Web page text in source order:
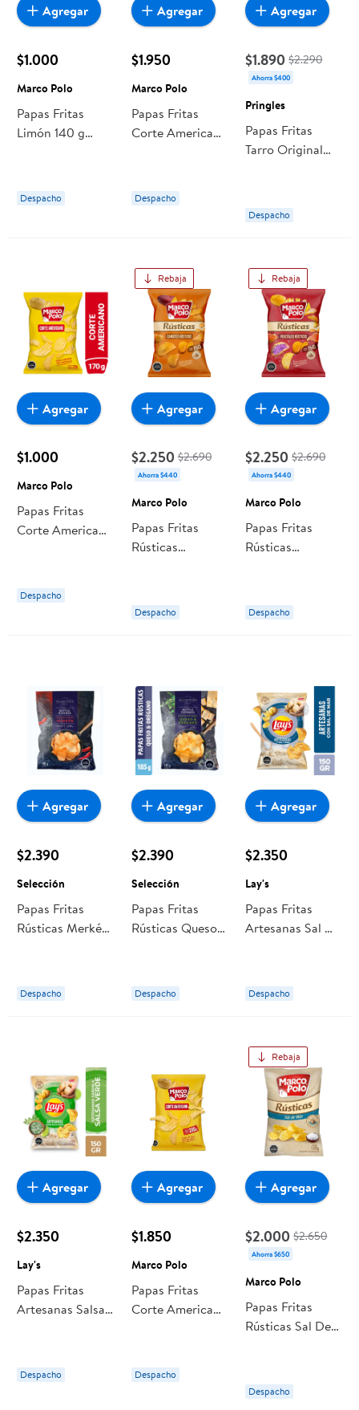
$1.000
Marco Polo
Papas Fritas
Limón 140 g
Despacho
Agregar
$1.950
Marco Polo
Papas Fritas
Corte Americano
Despacho
Agregar
$1.890 $2.290
Ahorra $400
Pringles
Papas Fritas
Tarro Original
Despacho
Agregar
$1.000
Marco Polo
Papas Fritas
Corte Americano
Despacho
Agregar
Rebaja
$2.250 $2.690
Ahorra $440
Marco Polo
Papas Fritas
Rústicas
Despacho
Agregar
Rebaja
$2.250 $2.690
Ahorra $440
Marco Polo
Papas Fritas
Rústicas
Despacho
Agregar
$2.390
Selección
Papas Fritas
Rústicas Merkén
Despacho
Agregar
$2.390
Selección
Papas Fritas
Rústicas Queso Y
Despacho
Agregar
$2.350
Lay's
Papas Fritas
Artesanas Sal De
Despacho
Agregar
$2.350
Lay's
Papas Fritas
Artesanas Salsa
Despacho
Agregar
$1.850
Marco Polo
Papas Fritas
Corte Americano
Despacho
Agregar
Rebaja
$2.000 $2.650
Ahorra $650
Marco Polo
Papas Fritas
Rústicas Sal De
Despacho
Agregar